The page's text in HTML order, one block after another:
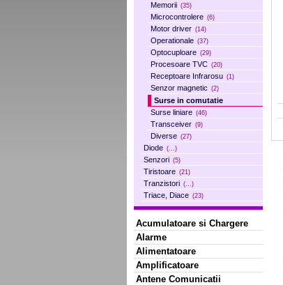
Memorii (35)
Microcontrolere (6)
Motor driver (14)
Operationale (37)
Optocuploare (29)
Procesoare TVC (20)
Receptoare Infrarosu (1)
Senzor magnetic (2)
Surse in comutatie
Surse liniare (46)
Transceiver (9)
Diverse (27)
Diode (...)
Senzori (5)
Tiristoare (21)
Tranzistori (...)
Triace, Diace (23)
Acumulatoare si Chargere
Alarme
Alimentatoare
Amplificatoare
Antene Comunicatii